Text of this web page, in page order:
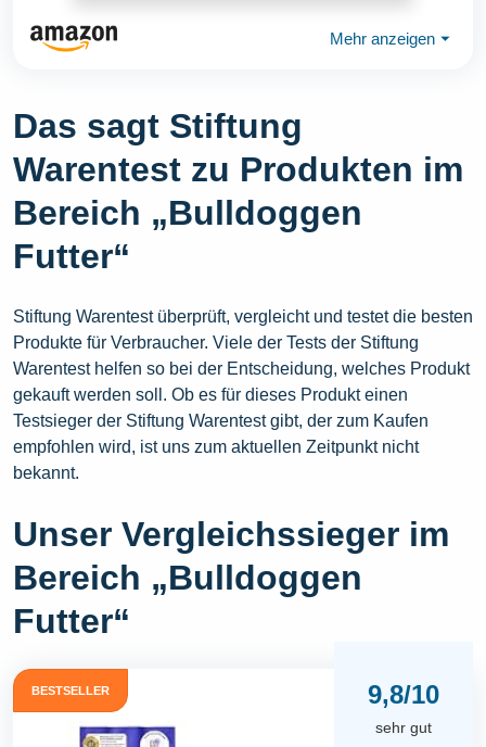
Mehr anzeigen ⏷
Das sagt Stiftung
Warentest zu Produkten im
Bereich „Bulldoggen
Futter“
Stiftung Warentest überprüft, vergleicht und testet die besten
Produkte für Verbraucher. Viele der Tests der Stiftung
Warentest helfen so bei der Entscheidung, welches Produkt
gekauft werden soll. Ob es für dieses Produkt einen
Testsieger der Stiftung Warentest gibt, der zum Kaufen
empfohlen wird, ist uns zum aktuellen Zeitpunkt nicht
bekannt.
Unser Vergleichssieger im
Bereich „Bulldoggen
Futter“
BESTSELLER 9,8/10
sehr gut